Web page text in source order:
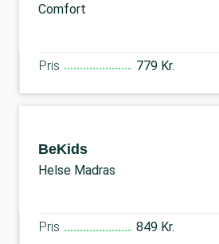
Comfort
Pris 779 Kr.
BeKids
Helse Madras
Pris 849 Kr.